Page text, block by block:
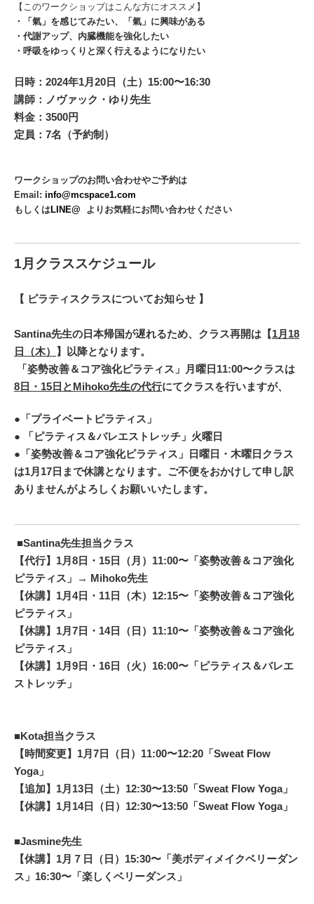
【このワークショップはこんな方にオススメ】
・「氣」を感じてみたい、「氣」に興味がある
・代謝アップ、内臓機能を強化したい
・呼吸をゆっくりと深く行えるようになりたい
日時：2024年1月20日（土）15:00〜16:30
講師：ノヴァック・ゆり先生
料金： 3500円
定員：7名（予約制）
ワークショップのお問い合わせやご予約は
Email: info@mcspace1.com
もしくはLINE@ よりお気軽にお問い合わせください
1月クラススケジュール
【 ピラティスクラスについてお知らせ 】
Santina先生の日本帰国が遅れるため、 クラス再開は【1月18
日（木）
】以降となります。
「姿勢改善＆コア強化ピラティス」月曜日11:00〜クラスは
8日・15日とMihoko先生の代行にてクラスを行いますが、
●「プライベートピラティス」
● 「ピラティス＆バレエストレッチ」火曜日
●「姿勢改善＆コア強化ピラティス」日曜日・木曜日クラス
は1月17日まで休講となります。 ご不便をおかけして申し訳
ありませんがよろしくお願いいたします。
■Santina先生担当クラス
【代行】1月8日・15日（月） 11:00〜 「姿勢改善＆コア強化
ピラティス」
→ Mihoko先生
【休講】1月4日・11日（木） 12:15〜 「姿勢改善＆コア強化
ピラティス」
【休講】1月7日・14日（日）11:10〜 「姿勢改善＆コア強化
ピラティス」
【休講】1月9日・16日（火）16:00〜 「ピラティス＆バレエ
ストレッチ」
■Kota担当クラス
【時間変更】1月7日（日） 11:00〜12:20 「Sweat Flow
Yoga」
【追加】1月13日（土） 12:30〜13:50 「Sweat Flow Yoga」
【休講】1月14日（日） 12:30〜13:50 「Sweat Flow Yoga」
■Jasmine先生
【休講】1月７日（日）15:30〜「美ボディメイクベリーダン
ス」16:30〜「楽しくベリーダンス」